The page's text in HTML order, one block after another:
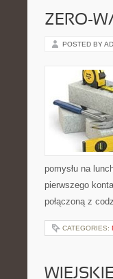
ZERO-
POSTED BY
pomysłu na
pierwszego
połączoną z
CATEGORIES: